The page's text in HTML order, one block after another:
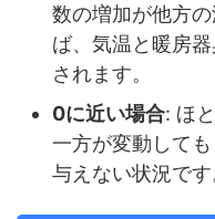
数の増加が他方
ば、気温と暖房
されます。
0に近い場合: ほ
一方が変動して
与えない状況です